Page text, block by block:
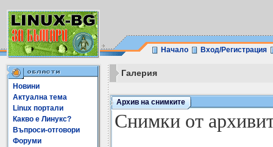
Начало Вход/Регистрация
Новини
Актуална тема
Linux портали
Какво е Линукс?
Въпроси-отговори
Форуми
Галерия
Архив на снимките
Снимки от